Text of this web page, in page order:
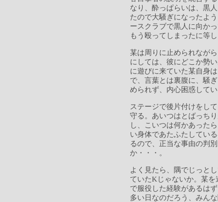
なり、酔っぱらいは、黒
たので大騒ぎになったよ
ースクラブで黒人に向か
もう殴ってしまったに等
某は周りに止められなが
にしては、彼にどこか勢
に遊びに来ていた某自身
で、言葉とは裏腹に、騒
められず、内心困惑して
ステージで後片付けをし
守る。あいつはとばっち
し、こいつは何かあった
い身体であたふたしてい
るので、正当な事由の判
か・・・。
よく見たら、隅でじっと
ていたKじゃないか。某
で服役した経験があるは
多い日なのだろう、みん